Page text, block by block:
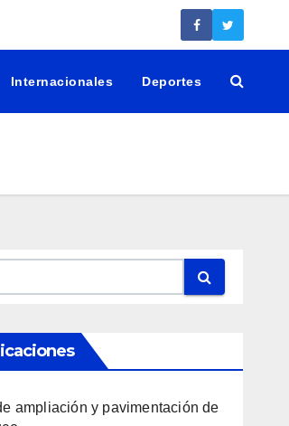
Internacionales Deportes
ampliación y pavimentación de